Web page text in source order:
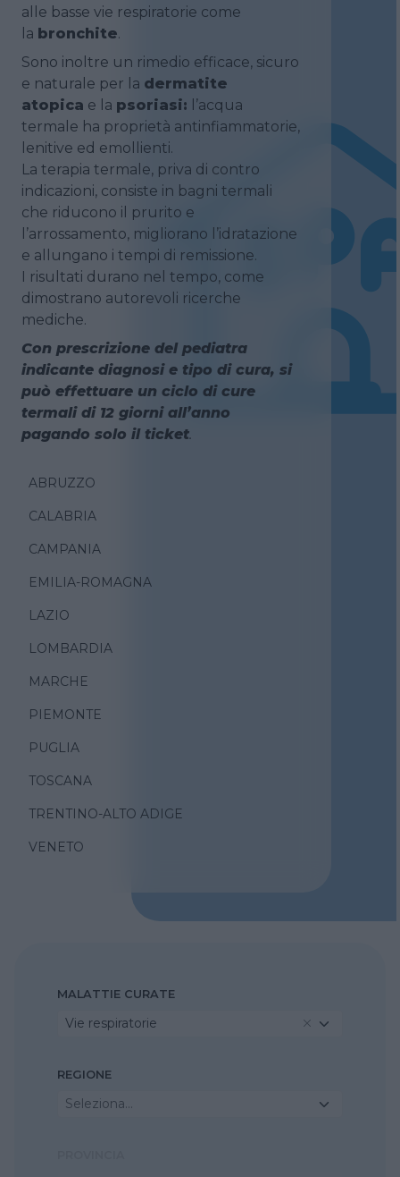
alle basse vie respiratorie come
la bronchite.
Sono inoltre un rimedio efficace, sicuro
e naturale per la dermatite
atopica e la psoriasi: l’acqua
termale ha proprietà antinfiammatorie,
lenitive ed emollienti.
La terapia termale, priva di contro
indicazioni, consiste in bagni termali
che riducono il prurito e
l’arrossamento, migliorano l’idratazione
e allungano i tempi di remissione.
I risultati durano nel tempo, come
dimostrano autorevoli ricerche
mediche.
Con prescrizione del pediatra
indicante diagnosi e tipo di cura, si
può effettuare un ciclo di cure
termali di 12 giorni all’anno
pagando solo il ticket.
ABRUZZO
CALABRIA
CAMPANIA
EMILIA-ROMAGNA
LAZIO
LOMBARDIA
MARCHE
PIEMONTE
PUGLIA
TOSCANA
TRENTINO-ALTO ADIGE
VENETO
MALATTIE CURATE
Vie respiratorie
REGIONE
Seleziona...